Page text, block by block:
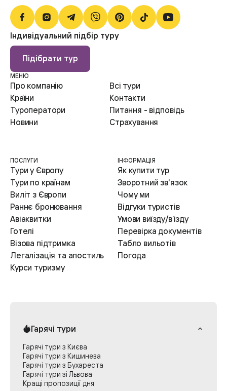
компрометуючи якість вашого
відпочинку.
Не відкладайте свої мрії на потім!
Вигідні умови раннього бронювання
дозволять вам зекономити і
забезпечити собі найкращі варіанти
відпочинку. Звертайтеся до нас вже
сьогодні, щоб обрати ідеальний тур та
розпочати планування вашої мрійної
Індивідуальний підбір туру
Підібрати тур
ПОСЛУГИ
Тури у Європу
Тури по країнам
Виліт з Європи
Раннє бронювання
Авіаквитки
Готелі
Візова підтримка
Легалізація та апостиль
Курси туризму
ІНФОРМАЦІЯ
Як купити тур
Зворотний зв'язок
Чому ми
Відгуки туристів
Умови виїзду/в’ізду
Перевірка документів
Табло вильотів
Погода
МЕНЮ
Про компанію
Всі тури
Країни
Контакти
Туроператори
Питання - відповідь
Новини
Страхування
Гарячі тури
Гарячі тури з Києва
Гарячі тури з Кишинева
Гарячі тури з Бухареста
Гарячі тури зі Львова
Кращі пропозиції дня